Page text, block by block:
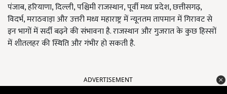
पंजाब, हरियाणा, दिल्ली, पश्चिमी राजस्थान, पूर्वी मध्य प्रदेश, छत्तीसगढ़,
विदर्भ, मराठवाड़ा और उत्तरी मध्य महाराष्ट्र में न्यूनतम तापमान में गिरावट से
इन भागों में सर्दी बढ़ने की संभावना है. राजस्थान और गुजरात के कुछ हिस्सों
में शीतलहर की स्थिति और गंभीर हो सकती है.
ADVERTISEMENT